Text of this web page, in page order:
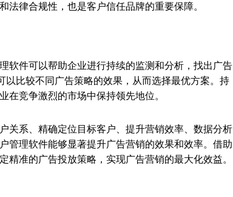
律合规性，也是客户信任品牌的重要保障。
软件可以帮助企业进行持续的监测和分析，找出广告
比较不同广告策略的效果，从而选择最优方案。持
在竞争激烈的市场中保持领先地位。
关系、精确定位目标客户、提升营销效率、数据分析
管理软件能够显著提升广告营销的效果和效率。借助
准的广告投放策略，实现广告营销的最大化效益。